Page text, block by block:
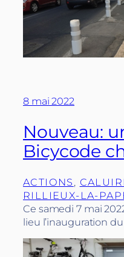
8 mai 2022
Nouveau:
Bicycode
ACTIONS ,
RILLIEUX-LA-
Ce samedi 7 mai
lieu l’inauguration